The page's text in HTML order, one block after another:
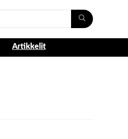
Artikkelit